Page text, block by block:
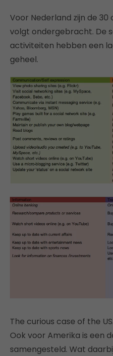
Voor Nederland zijn de
volgt ondergebracht. De
activiteiten hebben een
geheel.
The curious case of the
Ook voor Amerika is een
samengesteld. Wat